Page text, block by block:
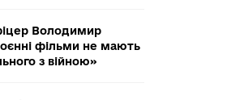
Володимир
фільми не мають
з війною»